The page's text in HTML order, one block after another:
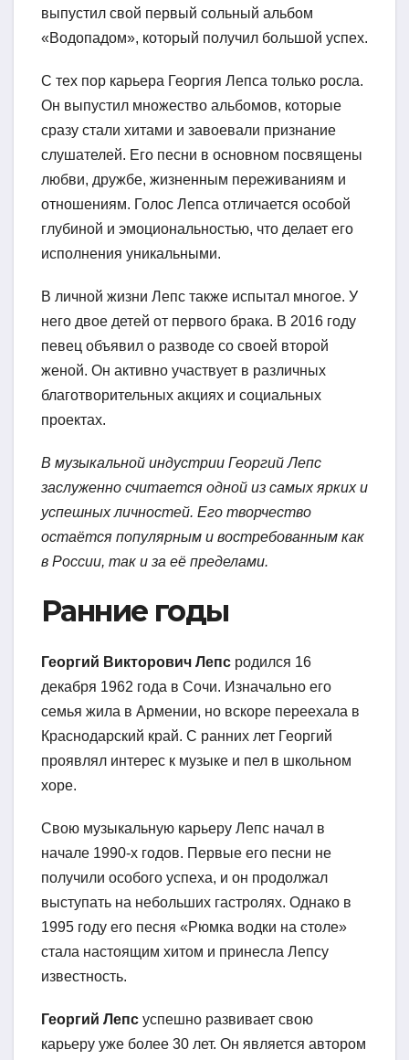
выпустил свой первый сольный альбом
«Водопадом», который получил большой успех.
С тех пор карьера Георгия Лепса только росла.
Он выпустил множество альбомов, которые
сразу стали хитами и завоевали признание
слушателей. Его песни в основном посвящены
любви, дружбе, жизненным переживаниям и
отношениям. Голос Лепса отличается особой
глубиной и эмоциональностью, что делает его
исполнения уникальными.
В личной жизни Лепс также испытал многое. У
него двое детей от первого брака. В 2016 году
певец объявил о разводе со своей второй
женой. Он активно участвует в различных
благотворительных акциях и социальных
проектах.
В музыкальной индустрии Георгий Лепс
заслуженно считается одной из самых ярких и
успешных личностей. Его творчество
остаётся популярным и востребованным как
в России, так и за её пределами.
Ранние годы
Георгий Викторович Лепс родился 16
декабря 1962 года в Сочи. Изначально его
семья жила в Армении, но вскоре переехала в
Краснодарский край. С ранних лет Георгий
проявлял интерес к музыке и пел в школьном
хоре.
Свою музыкальную карьеру Лепс начал в
начале 1990-х годов. Первые его песни не
получили особого успеха, и он продолжал
выступать на небольших гастролях. Однако в
1995 году его песня «Рюмка водки на столе»
стала настоящим хитом и принесла Лепсу
известность.
Георгий Лепс успешно развивает свою
карьеру уже более 30 лет. Он является автором